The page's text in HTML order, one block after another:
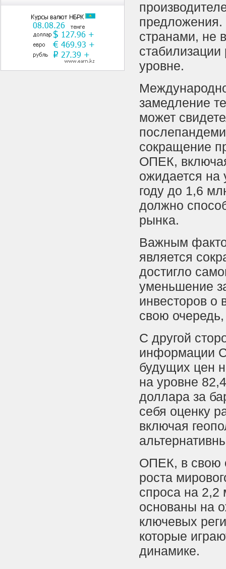
предложения.
странами, не
уровне.
замедление
может
сокращение
ОПЕК,
ожидается на
году до 1,6
должно
рынка.
Важным
является
достигло
уменьшение
инвесторов о
свою
С другой
информации
будущих цен
на уровне
доллара за
себя оценку
включая
ОПЕК, в свою
роста
спроса на 2,2
основаны на
ключевых
которые
динамике.